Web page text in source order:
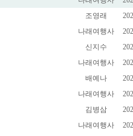
조영래
나래여행사
신지수
나래여행사
배예나
나래여행사
김병삼
나래여행사